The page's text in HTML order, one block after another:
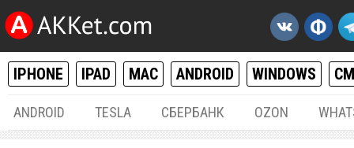
IPHONE IPAD MAC ANDROID WINDOWS
ANDROID TESLA СБЕРБАНК OZON